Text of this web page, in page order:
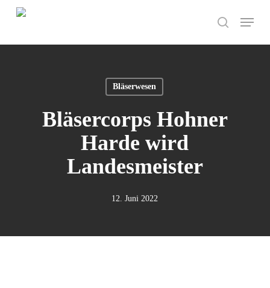
Skip
search
Menu
Bläserwesen
Bläsercorps Hohner
Harde wird
Landesmeister
12. Juni 2022